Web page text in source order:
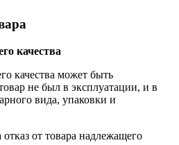
качества
качества может быть
не был в эксплуатации, и в
вида, упаковки и
от товара надлежащего